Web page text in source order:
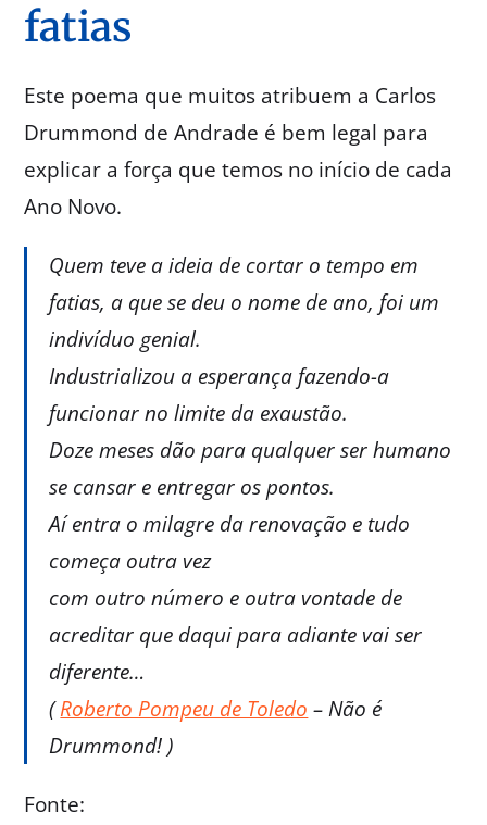
fatias
Este poema que muitos atribuem a Carlos
Drummond de Andrade é bem legal para
explicar a força que temos no início de cada
Ano Novo.
Quem teve a ideia de cortar o tempo em
fatias, a que se deu o nome de ano, foi um
indivíduo genial.
Industrializou a esperança fazendo-a
funcionar no limite da exaustão.
Doze meses dão para qualquer ser humano
se cansar e entregar os pontos.
Aí entra o milagre da renovação e tudo
começa outra vez
com outro número e outra vontade de
acreditar que daqui para adiante vai ser
diferente…
(Roberto Pompeu de Toledo – Não é
Drummond! )
Fonte: